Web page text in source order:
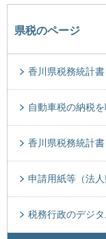
県税のページ
香川県税務統計書
自動車税の納税
香川県税務統計書
申請用紙等（法人
税務行政のデジ